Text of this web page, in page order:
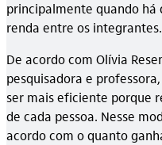
principalmente quando
renda entre os integrantes.
De acordo com Olívia
pesquisadora e
ser mais eficiente porque
de cada pessoa. Nesse
acordo com o quanto